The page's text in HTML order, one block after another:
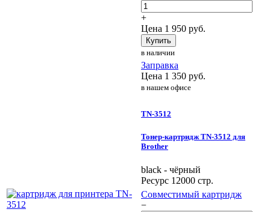
+
Цена 1 950 руб.
Купить
в наличии
Заправка
Цена 1 350 руб.
в нашем офисе
TN-3512
Тонер-картридж TN-3512 для
Brother
black - чёрный
Ресурс 12000 стр.
Совместимый картридж
−